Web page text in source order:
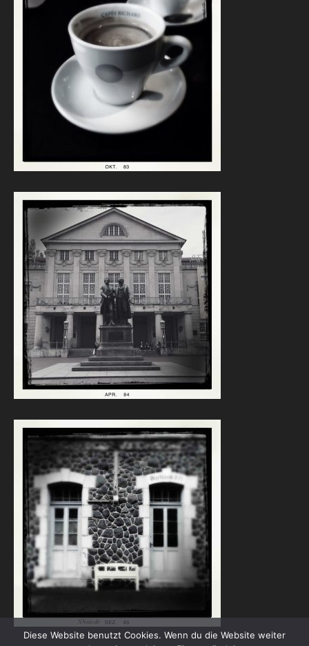
Diese Website benutzt Cookies. Wenn du die Website weiter